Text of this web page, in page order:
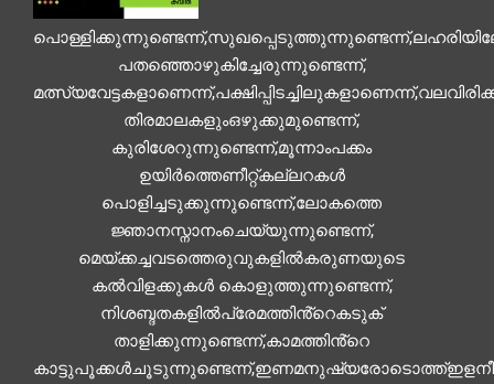
പതഞ്ഞൊഴുകിച്ചേരുന്നുണ്ടെന്ന്,
തിരമാലകളുംഒഴുക്കുമുണ്ടെന്ന്,
കുരിശേറുന്നുണ്ടെന്ന്,മൂന്നാംപക്കം
ഉയിർത്തെണീറ്റ്കല്ലറകൾ
പൊളിച്ചടുക്കുന്നുണ്ടെന്ന്,ലോകത്തെ
ജ്ഞാനസ്നാനംചെയ്യുന്നുണ്ടെന്ന്,
മെയ്ക്കച്ചവടത്തെരുവുകളിൽകരുണയുടെ
കൽവിളക്കുകൾ കൊളുത്തുന്നുണ്ടെന്ന്,
നിശബ്ദതകളിൽപ്രേമത്തിൻ്റെകടുക്
താളിക്കുന്നുണ്ടെന്ന്,കാമത്തിൻ്റെ